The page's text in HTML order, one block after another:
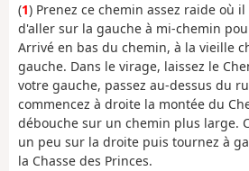
(1) Prenez ce chemin assez raide où
d'aller sur la gauche à mi-chemin
Arrivé en bas du chemin, à la vieille
gauche. Dans le virage, laissez le
votre gauche, passez au-dessus du
commencez à droite la montée du
débouche sur un chemin plus large.
un peu sur la droite puis tournez à
la Chasse des Princes.